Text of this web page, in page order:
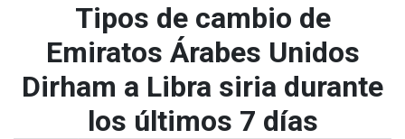
Tipos de cambio de
Emiratos Árabes Unidos
Dirham a Libra siria durante
los últimos 7 días